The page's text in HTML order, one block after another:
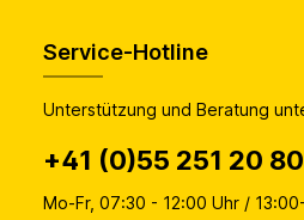
Service-Hotline
Unterstützung und Beratung
+41 (0)55 251 20 80
Mo-Fr, 07:30 - 12:00 Uhr /